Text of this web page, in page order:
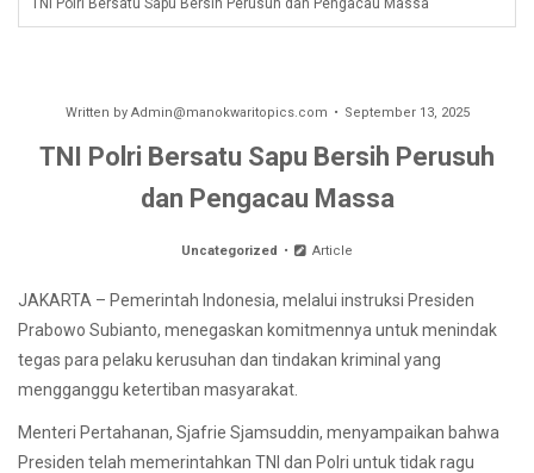
Written by Admin@manokwaritopics.com September 13, 2025
TNI Polri Bersatu Sapu Bersih Perusuh
dan Pengacau Massa
Uncategorized Article
JAKARTA – Pemerintah Indonesia, melalui instruksi Presiden
Prabowo Subianto, menegaskan komitmennya untuk menindak
tegas para pelaku kerusuhan dan tindakan kriminal yang
mengganggu ketertiban masyarakat.
Menteri Pertahanan, Sjafrie Sjamsuddin, menyampaikan bahwa
Presiden telah memerintahkan TNI dan Polri untuk tidak ragu